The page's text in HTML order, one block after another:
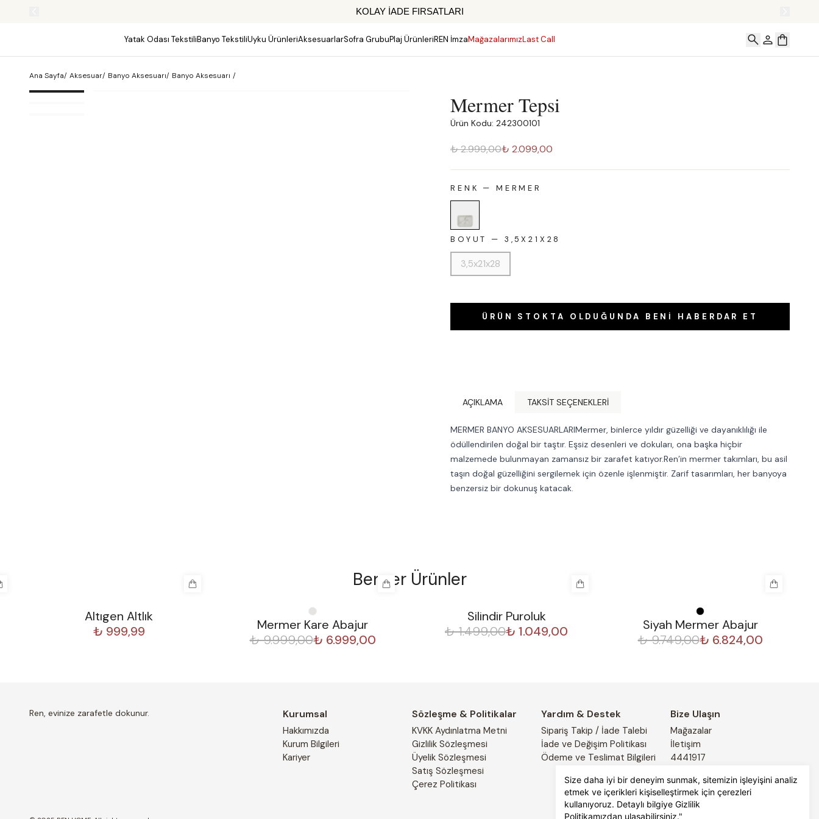
Size daha iyi bir deneyim sunmak, sitemizin işleyişini analiz
etmek ve içerikleri kişiselleştirmek için çerezleri
kullanıyoruz. Detaylı bilgiye Gizlilik
Politikamızdan ulaşabilirsiniz."
KOLAY İADE FIRSATLARI
Yatak Odası TekstiliBanyo TekstiliUyku ÜrünleriAksesuarlarSofra GrubuPlaj ÜrünleriREN İmzaMağazalarımızLast Call
Ana Sayfa/ Aksesuar/ Banyo Aksesuarı/ Banyo Aksesuarı /
Mermer Tepsi
Ürün Kodu: 242300101
₺ 2.999,00₺ 2.099,00
RENK — MERMER
BOYUT — 3,5X21X28
3,5x21x28
ÜRÜN STOKTA OLDUĞUNDA BENI HABERDAR ET
AÇIKLAMA TAKSIT SEÇENEKLERI
MERMER BANYO AKSESUARLARIMermer, binlerce yıldır güzelliği ve dayanıklılığı ile
ödüllendirilen doğal bir taştır. Eşsiz desenleri ve dokuları, ona başka hiçbir
malzemede bulunmayan zamansız bir zarafet katıyor.Ren’in mermer takımları, bu asil
taşın doğal güzelliğini sergilemek için özenle işlenmiştir. Zarif tasarımları, her banyoya
benzersiz bir dokunuş katacak.
Benzer Ürünler
Altıgen Altlık
₺ 999,99
Mermer Kare Abajur
₺ 9.999,00₺ 6.999,00
Silindir Puroluk
₺ 1.499,00₺ 1.049,00
Siyah Mermer Abajur
₺ 9.749,00₺ 6.824,00
Ren, evinize zarafetle dokunur. Kurumsal
Hakkımızda
Kurum Bilgileri
Kariyer
Sözleşme & Politikalar
KVKK Aydınlatma Metni
Gizlilik Sözleşmesi
Üyelik Sözleşmesi
Satış Sözleşmesi
Çerez Politikası
Yardım & Destek
Sipariş Takip / İade Talebi
İade ve Değişim Politikası
Ödeme ve Teslimat Bilgileri
Bize Ulaşın
Mağazalar
İletişim
4441917